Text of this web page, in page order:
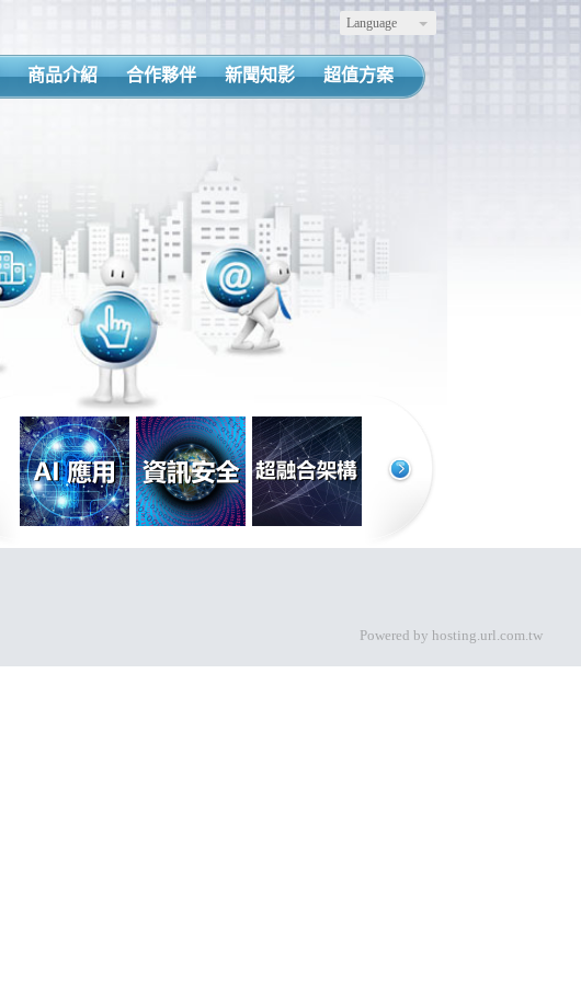
Language
商品介紹 合作夥伴 新聞知影 超值方案
Powered by hosting.url.com.tw